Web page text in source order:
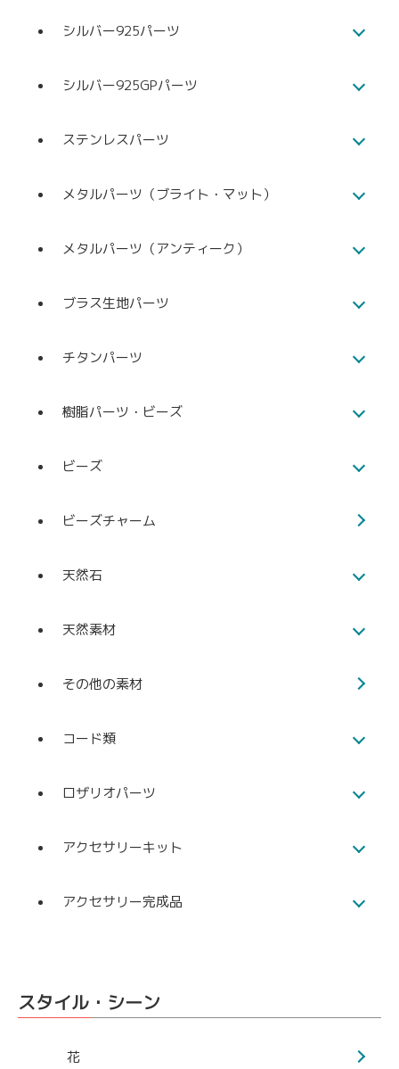
シルバー925パーツ
シルバー925GPパーツ
ステンレスパーツ
メタルパーツ（ブライト・マット）
メタルパーツ（アンティーク）
ブラス生地パーツ
チタンパーツ
樹脂パーツ・ビーズ
ビーズ
ビーズチャーム
天然石
天然素材
その他の素材
コード類
ロザリオパーツ
アクセサリーキット
アクセサリー完成品
スタイル・シーン
花